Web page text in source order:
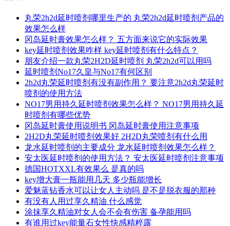
丸荣2h2d延时喷剂哪里生产的 丸荣2h2d延时喷剂产品的
效果怎么样
冈岛延时膏效果怎么样？ 五方面来说它的实际效果
key延时喷剂效果咋样 key延时喷剂有什么特点？
朋友介绍一款丸荣2H2D延时喷剂 丸荣2h2d可以用吗
延时喷剂No17久皇与No17有何区别
2h2d丸荣延时喷剂有没有副作用？ 要注意2h2d丸荣延时
喷剂的使用方法
NO17男用持久延时喷剂效果怎么样？ NO17男用持久延
时喷剂有哪些优势
冈岛延时膏使用说明书 冈岛延时膏使用注意事项
2H2D丸荣延时喷剂效果好 2H2D丸荣喷剂有什么用
龙水延时喷剂的主要成分 龙水延时喷剂效果怎么样？
安太医延时喷剂的使用方法？ 安太医延时喷剂注意事项
德国HOTXXL有效果么 是真的吗
key增大膏一瓶能用几天 多少瓶能增长
爱魅蓝钻香水可以让女人主动吗 是不是脱衣服的那种
有没有人用过享久精油 什么感觉
涂抹享久精油对女人会不会有伤害 备孕能用吗
有谁用过key能量石女性快感精粹露